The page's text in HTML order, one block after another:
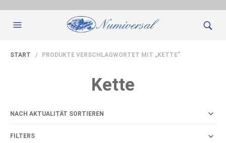
START / PRODUKTE VERSCHLAGWORTET MIT „KETTE“
Kette
FILTERS